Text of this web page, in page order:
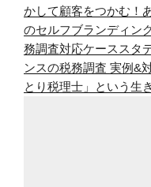
かして顧客をつかむ！
のセルフブランディン
務調査対応ケーススタ
ンスの税務調査 実例&
とり税理士」という生